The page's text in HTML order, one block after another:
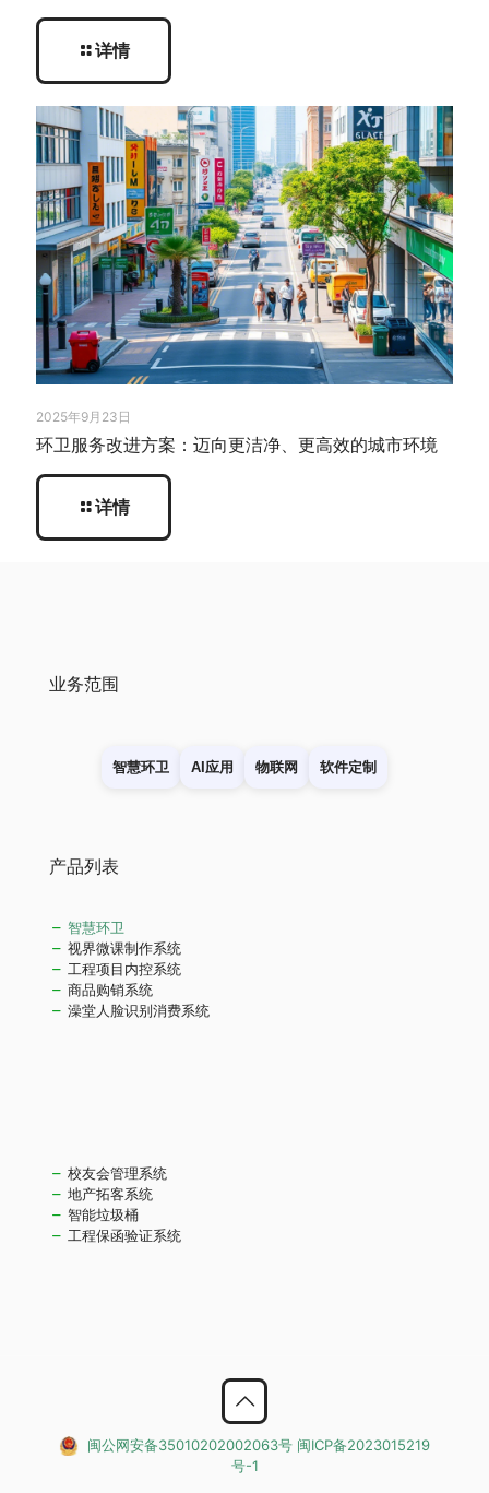
详情
2025年9月23日
环卫服务改进方案：迈向更洁净、更高效的城市环境
详情
业务范围
智慧环卫 AI应用 物联网 软件定制
产品列表
智慧环卫
视界微课制作系统
工程项目内控系统
商品购销系统
澡堂人脸识别消费系统
校友会管理系统
地产拓客系统
智能垃圾桶
工程保函验证系统
闽公网安备35010202002063号 闽ICP备2023015219
号-1